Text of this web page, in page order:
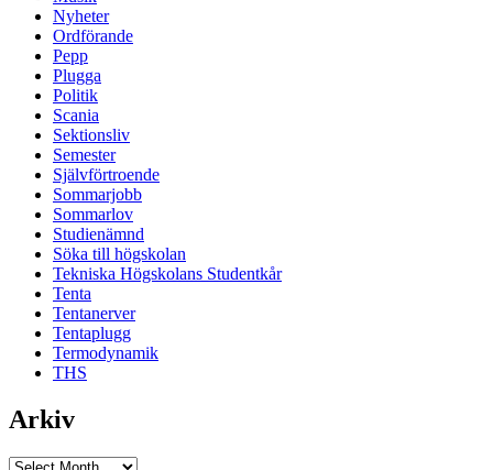
Nyheter
Ordförande
Pepp
Plugga
Politik
Scania
Sektionsliv
Semester
Självförtroende
Sommarjobb
Sommarlov
Studienämnd
Söka till högskolan
Tekniska Högskolans Studentkår
Tenta
Tentanerver
Tentaplugg
Termodynamik
THS
Arkiv
Arkiv